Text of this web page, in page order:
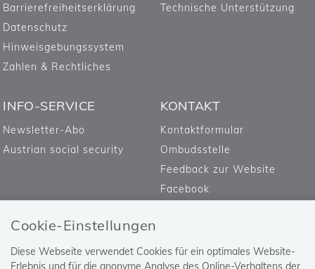
Cookie-Einstellungen
Diese Webseite verwendet Cookies für ein optimales Website-
Erlebnis und für die anonyme Analyse des Online-Verhaltens der
Barrierefreiheitserklärung
Datenschutz
Hinweisgebungssystem
Zahlen & Rechtliches
Technische Unterstützung
INFO-SERVICE
Newsletter-Abo
Austrian social security
KONTAKT
Kontaktformular
Ombudsstelle
Feedback zur Website
Facebook